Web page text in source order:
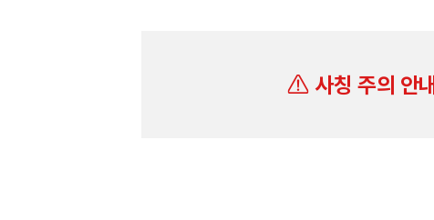
사칭 주의 안내